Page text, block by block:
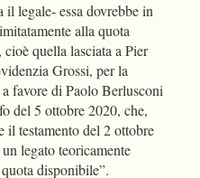
legale- essa dovrebbe in
alla quota
quella lasciata a Pier
Grossi, per la
favore di Paolo Berlusconi
del 5 ottobre 2020, che,
il testamento del 2 ottobre
legato teoricamente
disponibile”.